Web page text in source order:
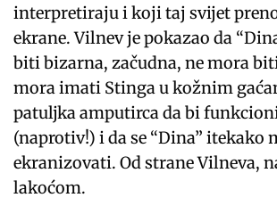
interpretiraju i koji taj svijet
ekrane. Vilnev je pokazao da
biti bizarna, začudna, ne mora
mora imati Stinga u kožnim
patuljka amputirca da bi
(naprotiv!) i da se “Dina” itekako
ekranizovati. Od strane Vilneva,
lakoćom.